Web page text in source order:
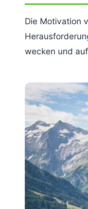
Die Motivation
wecken und